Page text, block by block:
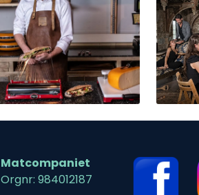
Matcompaniet
Orgnr: 984012187